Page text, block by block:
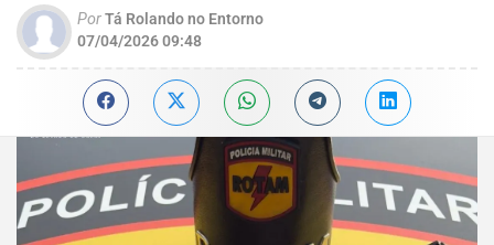
PorTá Rolando no Entorno
07/04/2026 09:48